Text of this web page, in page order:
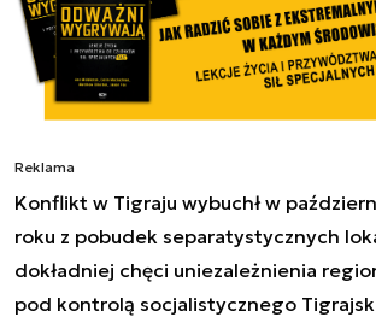
Reklama
Konflikt w Tigraju wybuchł w
roku z pobudek separatystycznych
dokładniej chęci uniezależnienia
pod kontrolą socjalistycznego